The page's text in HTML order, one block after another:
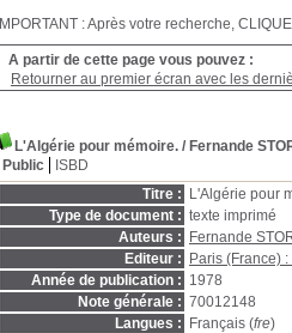
IMPORTANT : Après votre recherche,
A partir de cette page vous pouvez :
Retourner au premier écran avec les
L'Algérie pour mémoire. / Fernande
Public
ISBD
Titre :
L'Algérie pour
Type de document : texte imprimé
Auteurs :
Fernande
Editeur :
Paris (France)
Année de publication : 1978
Note générale : 70012148
Langues :
Français (fre)